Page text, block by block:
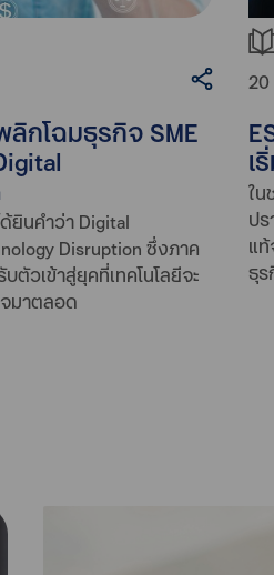
กโฉมธุรกิจ SME
ยินคำว่า Digital
Disruption ซึ่งภาค
ตัวเข้าสู่ยุคที่เทคโนโลยีจะ
มาตลอด
20
เ
ใน
ป
แท้
ธุร